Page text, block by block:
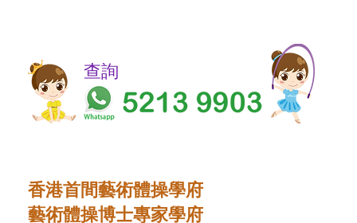
​​查詢
香港首間藝術體操學府
藝術體操博士專家學府